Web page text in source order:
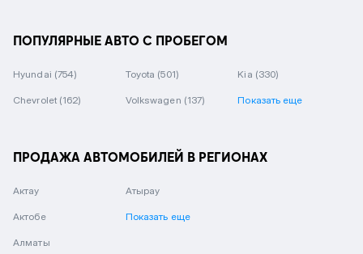
ПОПУЛЯРНЫЕ АВТО С ПРОБЕГОМ
Hyundai (754) Toyota (501) Kia (330)
Chevrolet (162) Volkswagen (137) Показать еще
ПРОДАЖА АВТОМОБИЛЕЙ В РЕГИОНАХ
Актау
Актобе
Алматы
Атырау
Показать еще